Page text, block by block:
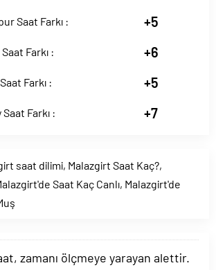
Saat Farkı : +5
Farkı : +6
Farkı : +5
Farkı : +7
saat dilimi, Malazgirt Saat Kaç?,
Saat Kaç Canlı, Malazgirt'de
zamanı ölçmeye yarayan alettir.